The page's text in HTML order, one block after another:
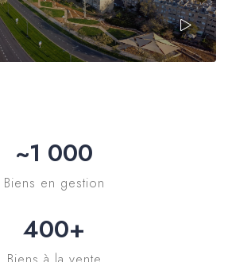
~1 000
Biens en gestion
400+